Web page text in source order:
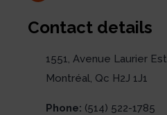
Contact details
1551, Avenue Laurier
Montréal, Qc H2J 1J1
Phone: (514) 522-1785